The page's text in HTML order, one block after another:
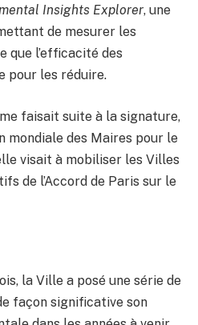
Insights Explorer, une
de mesurer les
que l’efficacité des
pour les réduire.
faisait suite à la signature,
mondiale des Maires pour le
visait à mobiliser les Villes
de l’Accord de Paris sur le
la Ville a posé une série de
façon significative son